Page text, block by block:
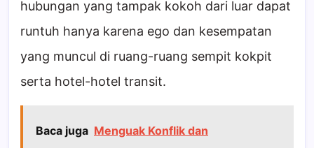
hubungan yang tampak kokoh dari luar dapat
runtuh hanya karena ego dan kesempatan
yang muncul di ruang-ruang sempit kokpit
serta hotel-hotel transit.
Baca juga Menguak Konflik dan